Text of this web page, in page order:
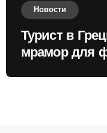
Новости
Турист в
мрамор для